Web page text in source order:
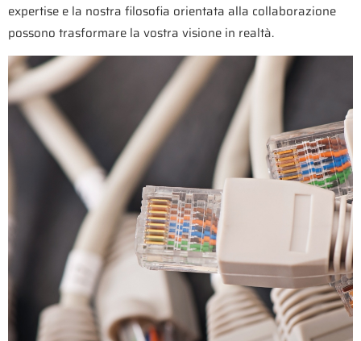
expertise e la nostra filosofia orientata alla collaborazione
possono trasformare la vostra visione in realtà.